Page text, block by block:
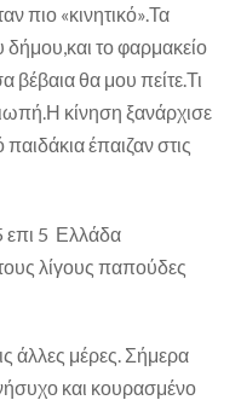
πιο «κινητικό».Τα
δήμου,και το φαρμακείο
θα μου πείτε.Τι
κίνηση ξανάρχισε
έπαιζαν στις
επι 5 Ελλάδα
λίγους παπούδες
άλλες μέρες. Σήμερα
και κουρασμένο